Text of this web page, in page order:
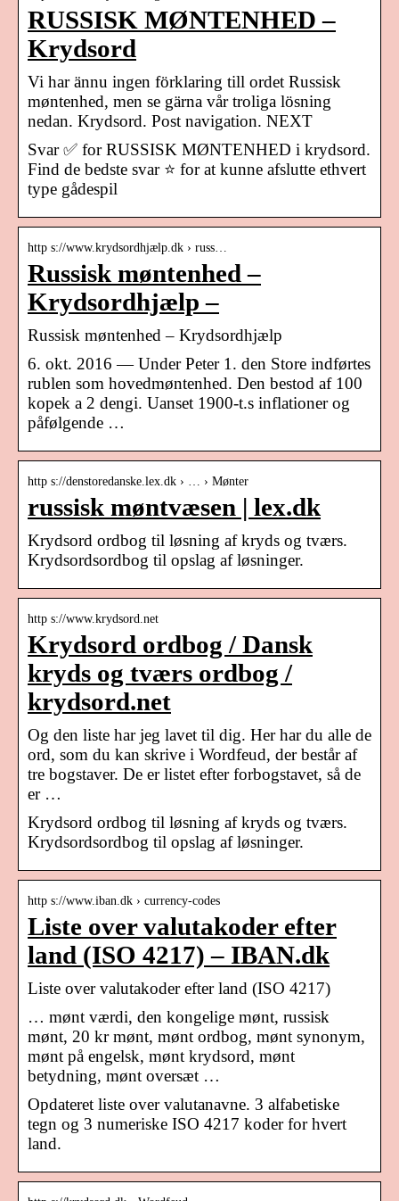
RUSSISK MØNTENHED –
Krydsord
Vi har ännu ingen förklaring till ordet Russisk
møntenhed, men se gärna vår troliga lösning
nedan. Krydsord. Post navigation. NEXT
Svar ✅ for RUSSISK MØNTENHED i krydsord.
Find de bedste svar ⭐ for at kunne afslutte ethvert
type gådespil
http s://www.krydsordhjælp.dk › russ…
Russisk møntenhed –
Krydsordhjælp –
Russisk møntenhed – Krydsordhjælp
6. okt. 2016 — Under Peter 1. den Store indførtes
rublen som hovedmøntenhed. Den bestod af 100
kopek a 2 dengi. Uanset 1900-t.s inflationer og
påfølgende …
http s://denstoredanske.lex.dk › … › Mønter
russisk møntvæsen | lex.dk
Krydsord ordbog til løsning af kryds og tværs.
Krydsordsordbog til opslag af løsninger.
http s://www.krydsord.net
Krydsord ordbog / Dansk
kryds og tværs ordbog /
krydsord.net
Og den liste har jeg lavet til dig. Her har du alle de
ord, som du kan skrive i Wordfeud, der består af
tre bogstaver. De er listet efter forbogstavet, så de
er …
Krydsord ordbog til løsning af kryds og tværs.
Krydsordsordbog til opslag af løsninger.
http s://www.iban.dk › currency-codes
Liste over valutakoder efter
land (ISO 4217) – IBAN.dk
Liste over valutakoder efter land (ISO 4217)
… mønt værdi, den kongelige mønt, russisk
mønt, 20 kr mønt, mønt ordbog, mønt synonym,
mønt på engelsk, mønt krydsord, mønt
betydning, mønt oversæt …
Opdateret liste over valutanavne. 3 alfabetiske
tegn og 3 numeriske ISO 4217 koder for hvert
land.